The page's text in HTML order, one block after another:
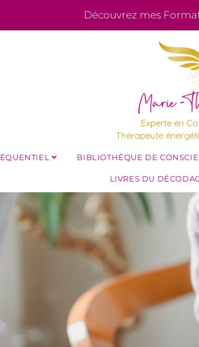
Découvrez mes
Experte en
Thérapeute
BIBLIOTHÈQUE DE
LIVRES DU